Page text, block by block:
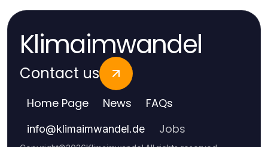
Klimaimwandel
Contact us
Home Page News FAQs
info@klimaimwandel.de Jobs